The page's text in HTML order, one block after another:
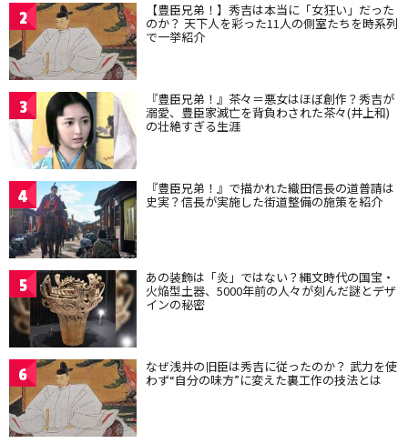
2 【豊臣兄弟！】秀吉は本当に「女狂い」だった
のか？ 天下人を彩った11人の側室たちを時系列
で一挙紹介
3 『豊臣兄弟！』茶々＝悪女はほぼ創作？秀吉が
溺愛、豊臣家滅亡を背負わされた茶々(井上和)
の壮絶すぎる生涯
4 『豊臣兄弟！』で描かれた織田信長の道普請は
史実？信長が実施した街道整備の施策を紹介
5 あの装飾は「炎」ではない？縄文時代の国宝・
火焔型土器、5000年前の人々が刻んだ謎とデザ
インの秘密
6 なぜ浅井の旧臣は秀吉に従ったのか？ 武力を使
わず“自分の味方”に変えた裏工作の技法とは